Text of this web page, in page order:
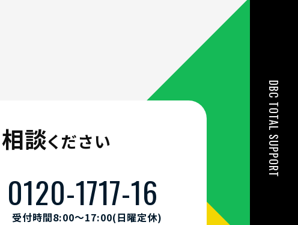
DBC TOTAL SUPPORT
相談ください
0120-1717-16
受付時間8:00〜17:00(日曜定休)